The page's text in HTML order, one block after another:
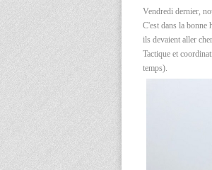
Vendredi dernier,
C'est dans la bonne
ils devaient aller
Tactique et
temps).